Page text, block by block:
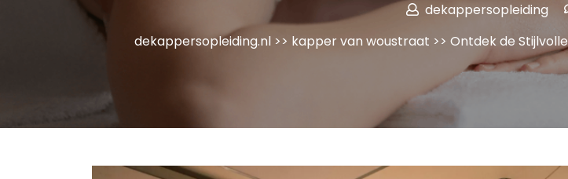
dekappersopleiding
dekappersopleiding.nl >> kapper van woustraat >> Ontdek de